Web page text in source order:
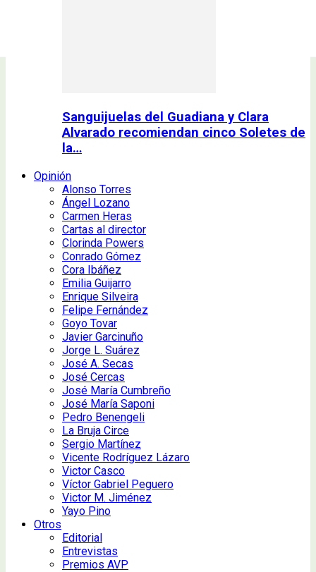
Sanguijuelas del Guadiana y Clara
Alvarado recomiendan cinco Soletes de
la…
Opinión
Alonso Torres
Ángel Lozano
Carmen Heras
Cartas al director
Clorinda Powers
Conrado Gómez
Cora Ibáñez
Emilia Guijarro
Enrique Silveira
Felipe Fernández
Goyo Tovar
Javier Garcinuño
Jorge L. Suárez
José A. Secas
José Cercas
José María Cumbreño
José María Saponi
Pedro Benengeli
La Bruja Circe
Sergio Martínez
Vicente Rodríguez Lázaro
Victor Casco
Víctor Gabriel Peguero
Victor M. Jiménez
Yayo Pino
Otros
Editorial
Entrevistas
Premios AVP